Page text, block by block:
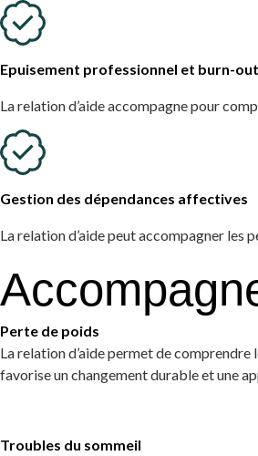
Epuisement professionnel et burn-out
La relation d’aide accompagne pour
Gestion des dépendances affectives
La relation d’aide peut accompagner les
Perte de poids
La relation d’aide permet de
favorise un changement durable et une
Troubles du sommeil